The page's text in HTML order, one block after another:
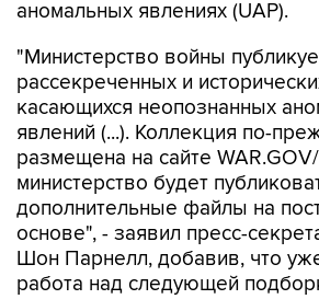
аномальных явлениях (UAP).
"Министерство войны
рассекреченных и
касающихся неопознанных
явлений (...). Коллекция по-
размещена на сайте
министерство будет
дополнительные файлы на
основе", - заявил пресс-
Шон Парнелл, добавив, что
работа над следующей